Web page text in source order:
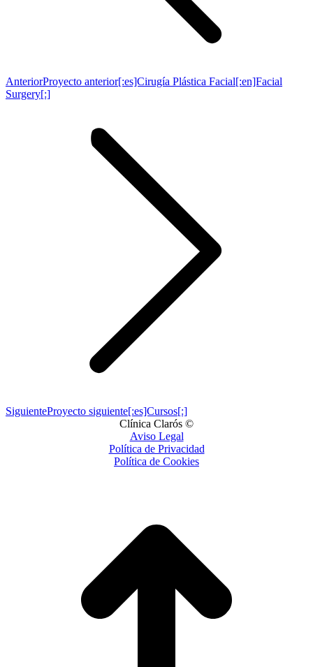
AnteriorProyecto anterior[:es]Cirugía Plástica Facial[:en]Facial
Surgery[:]
SiguienteProyecto siguiente[:es]Cursos[:]
Clínica Clarós ©
Aviso Legal
Política de Privacidad
Política de Cookies